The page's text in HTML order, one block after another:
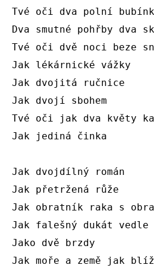
Tvé oči dva polní
Dva smutné pohřby dva
Tvé oči dvě noci beze
Jak lékárnické vážky
Jak dvojitá ručnice
Jak dvojí sbohem
Tvé oči jak dva květy
Jak jediná činka
Jak dvojdílný román
Jak přetržená růže
Jak obratník raka s
Jak falešný dukát vedle
Jako dvě brzdy
Jak moře a země jak